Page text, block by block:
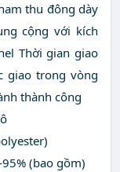
thu đông dày
cộng với kích
Thời gian giao
giao trong vòng
thành công
(bao gồm)